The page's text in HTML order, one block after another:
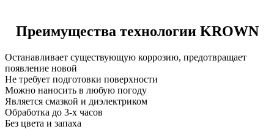
Преимущества технологии KROWN
Останавливает существующую коррозию, предотвращает
появление новой
Не требует подготовки поверхности
Можно наносить в любую погоду
Является смазкой и диэлектриком
Обработка до 3-х часов
Без цвета и запаха